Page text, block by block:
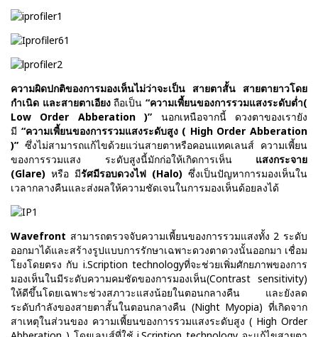
ความผิดปกติของการมองเห็นไม่ว่าจะเป็น สายตาสั้น สายตายาวโดย
กำเนิด และสายตาเอียงถือเป็น“ความเพี้ยนของการรวมแสงระดับต่ำ(
Low Order Abberation )” นอกเหนือจากนี้ ดวงตาของเรายัง
มี “ความเพี้ยนของการรวมแสงระดับสูง ( High Order Abberation
)” ซึ่งไม่สามารถแก้ไขด้วยแว่นสายตาหรือคอนแทคเลนส์ ความเพี้ยน
ของการรวมแสง ระดับสูงนี้มักก่อให้เกิดการเห็น แสงกระจาย
(Glare) หรือ มีรัศมีรอบดวงไฟ (Halo) ซึ่งเป็นปัญหาการมองเห็นใน
เวลากลางคืนและส่งผลให้ความชัดเจนในการมองเห็นด้อยลงได้
Wavefront สามารถตรวจจับความเพี้ยนของการรวมแสงทั้ง 2 ระดับ
ออกมาได้และสร้างรูปแบบการรักษาเฉพาะดวงตาดวงนั้นออกมา เชื่อม
โยงโดยตรง กับ i.Scription technologyที่จะช่วยเพิ่มศักยภาพของการ
มองเห็นในมีระดับความคมชัดของการมองเห็น(Contrast sensitivity)
ให้ดีขึ้นโดยเฉพาะช่วงสภาวะแสงน้อยในตอนกลางคืน และยังลด
ระดับกำลังของสายตาสั้นในตอนกลางคืน (Night Myopia) ที่เกิดจาก
สาเหตุในส่วนของ ความเพี้ยนของการรวมแสงระดับสูง ( High Order